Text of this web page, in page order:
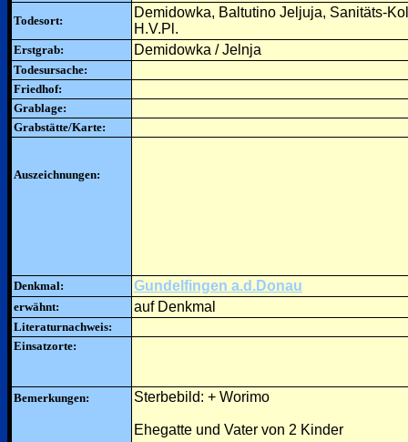
Todesort:
Demidowka, Baltutino Jeljuja, Sanitäts-
H.V.Pl.
Erstgrab: Demidowka / Jelnja
Todesursache:
Friedhof:
Grablage:
Grabstätte/Karte:
Auszeichnungen:
Denkmal: Gundelfingen a.d.Donau
erwähnt: auf Denkmal
Literaturnachweis:
Einsatzorte:
Bemerkungen: Sterbebild: + Worimo
Ehegatte und Vater von 2 Kinder